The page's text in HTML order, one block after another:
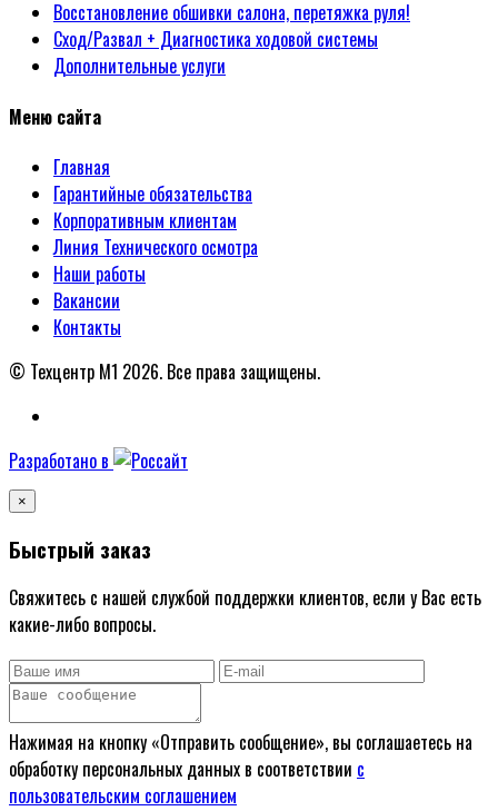
Восстановление обшивки салона, перетяжка руля!
Сход/Развал + Диагностика ходовой системы
Дополнительные услуги
Меню сайта
Главная
Гарантийные обязательства
Корпоративным клиентам
Линия Технического осмотра
Наши работы
Вакансии
Контакты
© Техцентр М1 2026. Все права защищены.
Разработано в
×
Быстрый заказ
Свяжитесь с нашей службой поддержки клиентов, если у Вас есть
какие-либо вопросы.
Нажимая на кнопку «Отправить сообщение», вы соглашаетесь на
обработку персональных данных в соответствии с
пользовательским соглашением